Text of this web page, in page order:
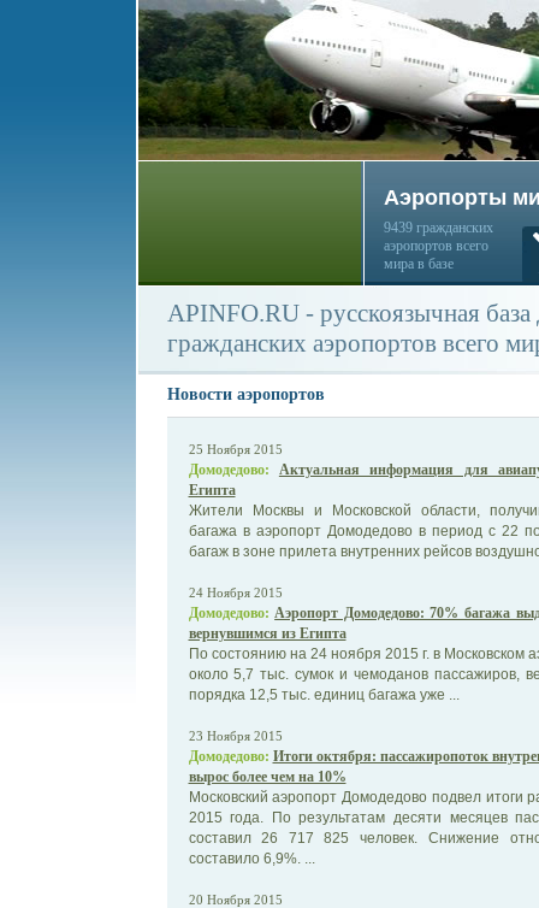
Аэропорты
9439 гражданских
аэропортов всего
мира в базе
APINFO.RU - русскоязычная
гражданских аэропортов всего
Новости аэропортов
25 Ноября 2015
Домодедово:
Актуальная информация для
Египта
Жители Москвы и Московской области,
багажа в аэропорт Домодедово в период с 22
багаж в зоне прилета внутренних рейсов
24 Ноября 2015
Домодедово: Аэропорт Домодедово: 70% багажа
вернувшимся из Египта
По состоянию на 24 ноября 2015 г. в Московском
около 5,7 тыс. сумок и чемоданов пассажиров,
порядка 12,5 тыс. единиц багажа уже ...
23 Ноября 2015
Домодедово: Итоги октября: пассажиропоток
вырос более чем на 10%
Московский аэропорт Домодедово подвел итоги
2015 года. По результатам десяти месяцев
составил 26 717 825 человек. Снижение
составило 6,9%. ...
20 Ноября 2015